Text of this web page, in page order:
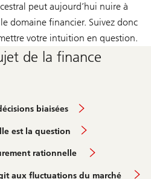
peut aujourd’hui nuire à
domaine financier. Suivez donc
votre intuition en question.
de la finance
biaisées
est la question
rationnelle
hier,
aux fluctuations du marché